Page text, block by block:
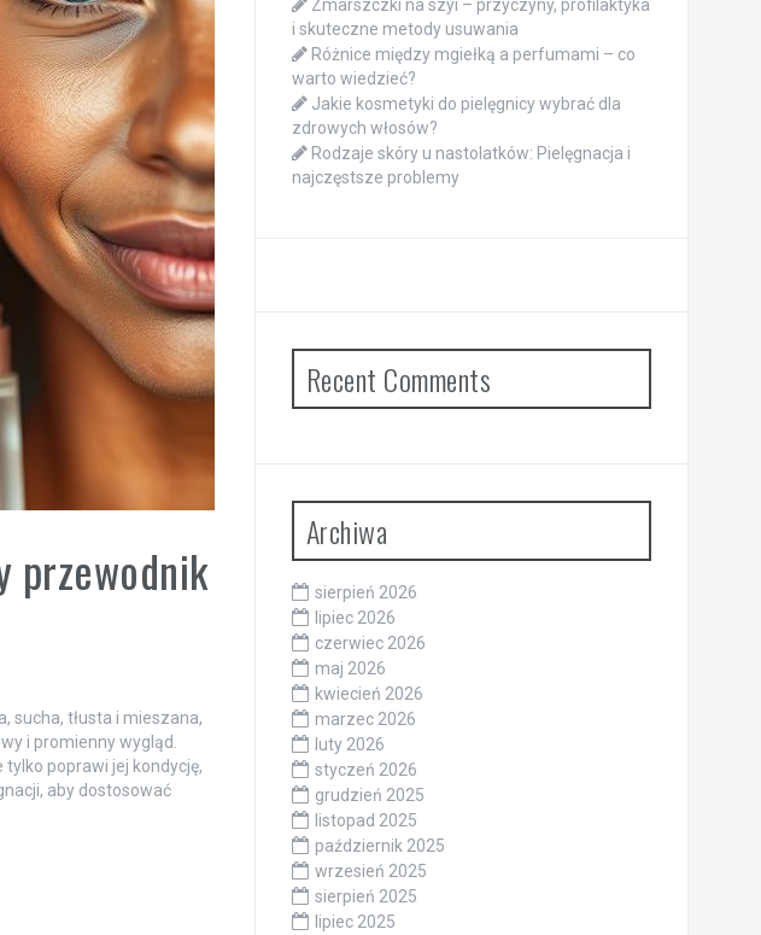
przewodnik
sucha, tłusta i mieszana,
i promienny wygląd.
poprawi jej kondycję,
aby dostosować
Zmarszczki na szyi – przyczyny, profilaktyka
i skuteczne metody usuwania
Różnice między mgiełką a perfumami – co
warto wiedzieć?
Jakie kosmetyki do pielęgnicy wybrać dla
zdrowych włosów?
Rodzaje skóry u nastolatków: Pielęgnacja i
najczęstsze problemy
Recent Comments
Archiwa
sierpień 2026
lipiec 2026
czerwiec 2026
maj 2026
kwiecień 2026
marzec 2026
luty 2026
styczeń 2026
grudzień 2025
listopad 2025
październik 2025
wrzesień 2025
sierpień 2025
lipiec 2025